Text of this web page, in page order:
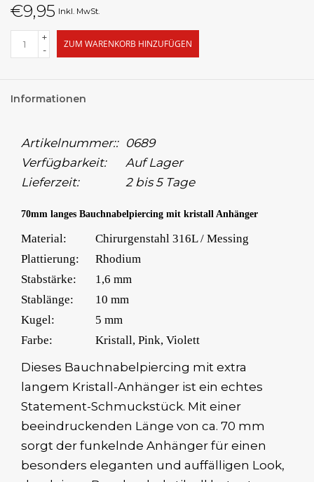
€9,95 Inkl. MwSt.
+
-
ZUM WARENKORB HINZUFÜGEN
Informationen
Artikelnummer:: 0689
Verfügbarkeit:
Auf Lager
Lieferzeit:
2 bis 5 Tage
70mm langes Bauchnabelpiercing mit kristall Anhänger
Material:
Chirurgenstahl 316L / Messing
Plattierung:
Rhodium
Stabstärke:
1,6 mm
Stablänge:
10 mm
Kugel:
5 mm
Farbe:
Kristall, Pink, Violett
Dieses Bauchnabelpiercing mit extra
langem Kristall-Anhänger ist ein echtes
Statement-Schmuckstück. Mit einer
beeindruckenden Länge von ca. 70 mm
sorgt der funkelnde Anhänger für einen
besonders eleganten und auffälligen Look,